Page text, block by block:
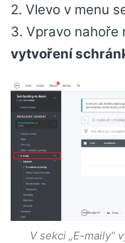
2. Vlevo v menu
3. Vpravo nahoře
vytvoření
V sekci „E-maily“